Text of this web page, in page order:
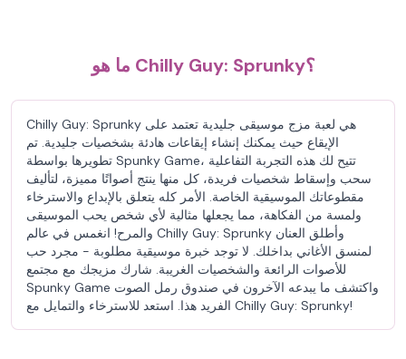
ما هو Chilly Guy: Sprunky؟
Chilly Guy: Sprunky هي لعبة مزج موسيقى جليدية تعتمد على
الإيقاع حيث يمكنك إنشاء إيقاعات هادئة بشخصيات جليدية. تم
تطويرها بواسطة Spunky Game، تتيح لك هذه التجربة التفاعلية
سحب وإسقاط شخصيات فريدة، كل منها ينتج أصواتًا مميزة، لتأليف
مقطوعاتك الموسيقية الخاصة. الأمر كله يتعلق بالإبداع والاسترخاء
ولمسة من الفكاهة، مما يجعلها مثالية لأي شخص يحب الموسيقى
والمرح! انغمس في عالم Chilly Guy: Sprunky وأطلق العنان
لمنسق الأغاني بداخلك. لا توجد خبرة موسيقية مطلوبة - مجرد حب
للأصوات الرائعة والشخصيات الغريبة. شارك مزيجك مع مجتمع
Spunky Game واكتشف ما يبدعه الآخرون في صندوق رمل الصوت
الفريد هذا. استعد للاسترخاء والتمايل مع Chilly Guy: Sprunky!